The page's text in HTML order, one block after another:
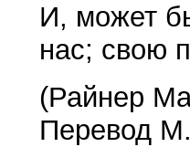
И, может
нас; свою
(Райнер
Перевод